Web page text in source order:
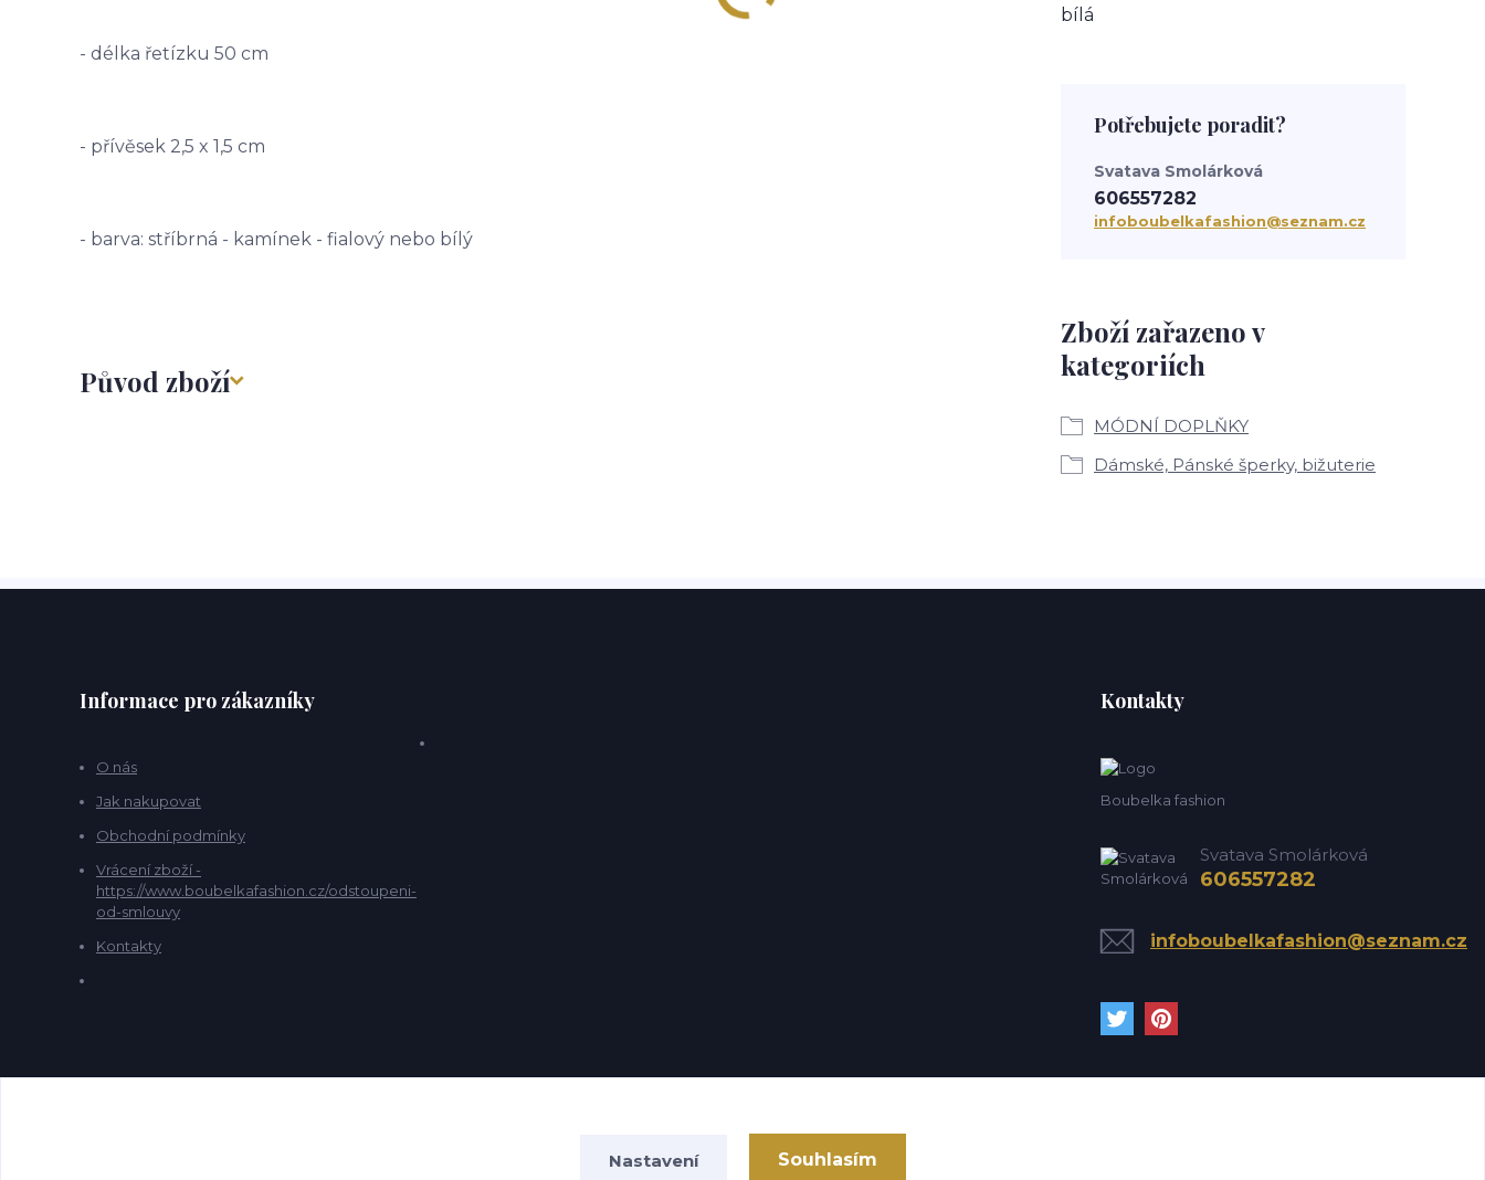
- délka řetízku 50 cm
- přívěsek 2,5 x 1,5 cm
- barva: stříbrná - kamínek - fialový nebo bílý
Původ zboží
bílá
Zboží zařazeno v
kategoriích
MÓDNÍ DOPLŇKY
Dámské, Pánské šperky, bižuterie
Potřebujete poradit?
Svatava Smolárková
606557282
infoboubelkafashion@seznam.cz
Informace pro zákazníky
O nás
Jak nakupovat
Obchodní podmínky
Vrácení zboží -
https://www.boubelkafashion.cz/odstoupeni-
od-smlouvy
Kontakty
Kontakty
Boubelka fashion
Svatava Smolárková
606557282
infoboubelkafashion@seznam.cz
Nastavení Souhlasím